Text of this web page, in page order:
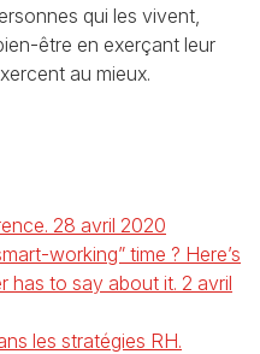
qui les vivent,
être en exerçant leur
au mieux.
28 avril 2020
working” time ? Here’s
has to say about it. 2 avril
les stratégies RH.